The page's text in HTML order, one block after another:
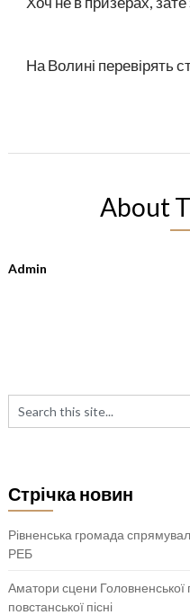
На Волині перевірять
About
Admin
Стрічка новин
Рівненська громада
РЕБ
Аматори сцени Головненської
повстанської пісні